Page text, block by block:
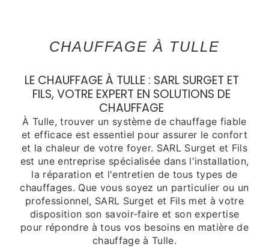
CHAUFFAGE À TULLE
LE CHAUFFAGE À TULLE : SARL SURGET ET
FILS, VOTRE EXPERT EN SOLUTIONS DE
CHAUFFAGE
À Tulle, trouver un système de chauffage fiable
et efficace est essentiel pour assurer le confort
et la chaleur de votre foyer. SARL Surget et Fils
est une entreprise spécialisée dans l'installation,
la réparation et l'entretien de tous types de
chauffages. Que vous soyez un particulier ou un
professionnel, SARL Surget et Fils met à votre
disposition son savoir-faire et son expertise
pour répondre à tous vos besoins en matière de
chauffage à Tulle.